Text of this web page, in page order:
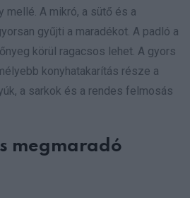
mellé. A mikró, a sütő és a
gyűjti a maradékot. A padló a
körül ragacsos lehet. A gyors
konyhatakarítás része a
a sarkok és a rendes felmosás
megmaradó